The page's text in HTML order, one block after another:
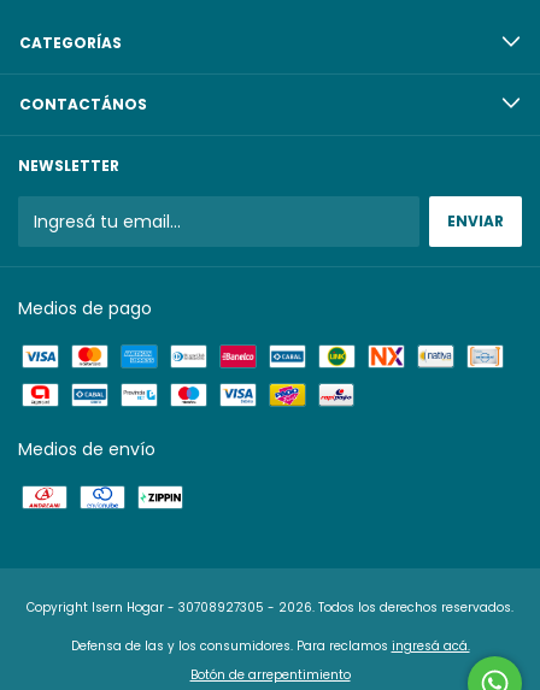
CATEGORÍAS
CONTACTÁNOS
NEWSLETTER
Medios de pago
Medios de envío
Copyright Isern Hogar - 30708927305 - 2026. Todos los derechos reservados.
Defensa de las y los consumidores. Para reclamos ingresá acá.
Botón de arrepentimiento